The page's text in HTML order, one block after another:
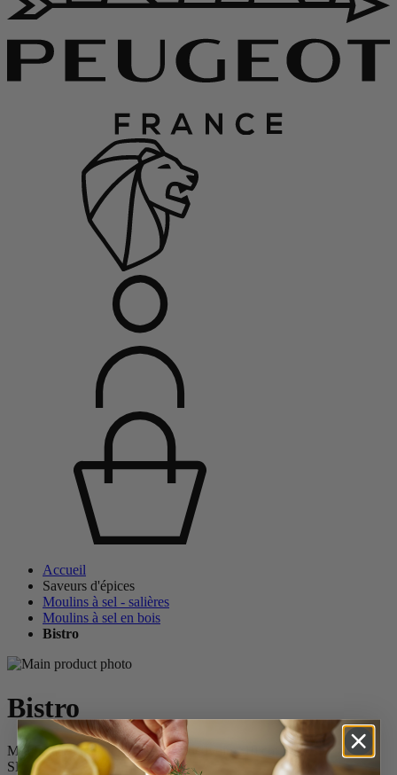
Accueil
Saveurs d'épices
Moulins à sel - salières
Moulins à sel en bois
Bistro
Bistro
Moulin à sel manuel en bois, laqué ivoire, 10 cm - 4in
SKU